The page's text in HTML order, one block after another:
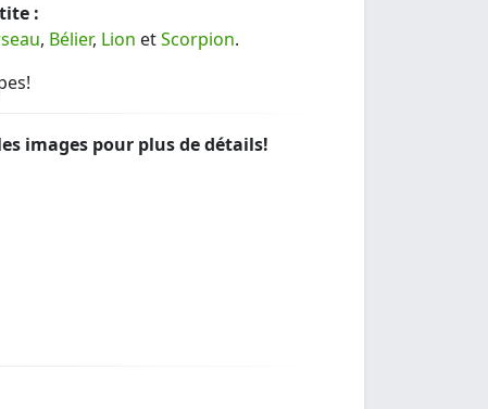
:
, Bélier, Lion etScorpion.
images pour plus de détails!